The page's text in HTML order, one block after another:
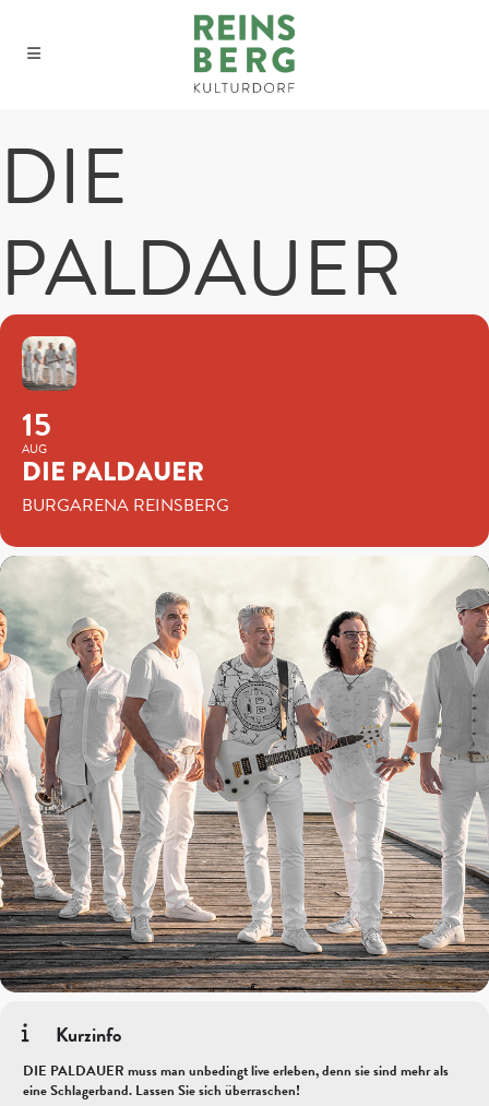
DIE
PALDAUER
15
AUG
DIE PALDAUER
BURGARENA REINSBERG
Kurzinfo
DIE PALDAUER muss man unbedingt live erleben, denn sie sind mehr als
eine Schlagerband. Lassen Sie sich überraschen!